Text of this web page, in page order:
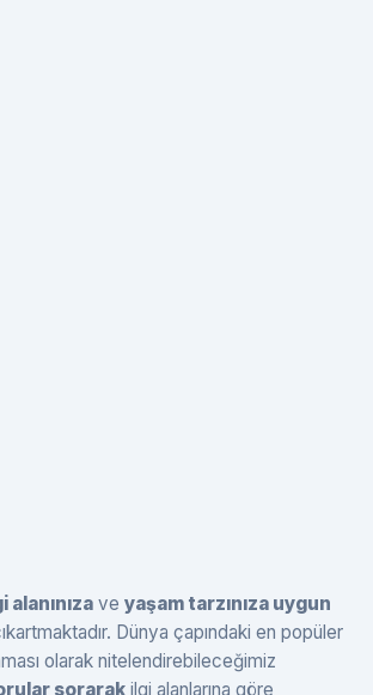
alanınıza ve yaşam tarzınıza uygun
Dünya çapındaki en popüler
olarak nitelendirebileceğimiz
sorarak ilgi alanlarına göre